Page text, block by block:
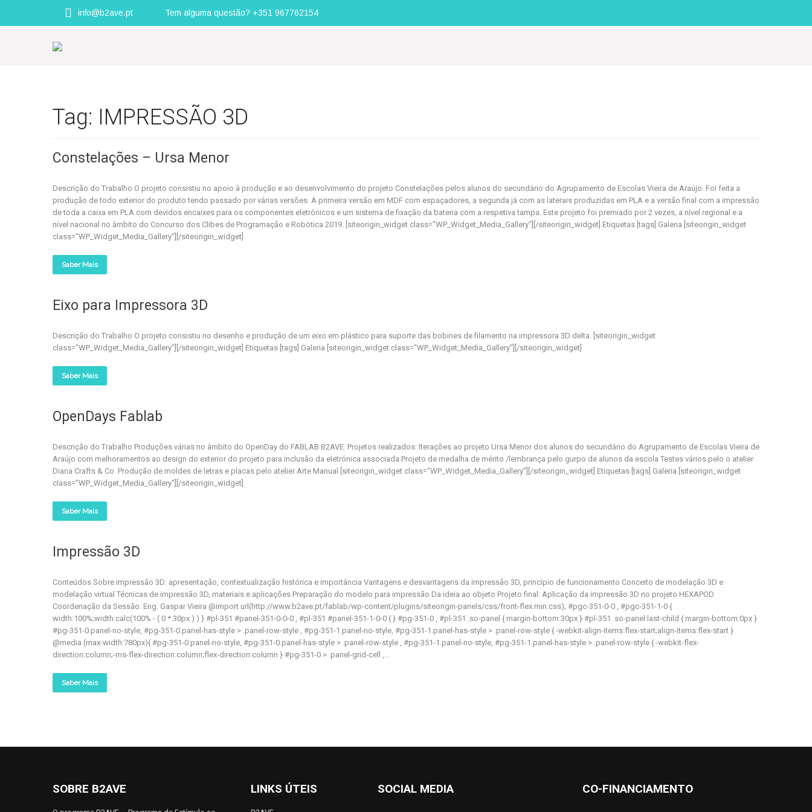
info@b2ave.pt Tem alguma questão? +351 967762154
Tag: IMPRESSÃO 3D
Constelações – Ursa Menor
Descrição do Trabalho O projeto consistiu no apoio à produção e ao desenvolvimento do projeto Constelações pelos alunos do secundário do Agrupamento de Escolas Vieira de Araújo. Foi feita a
produção de todo exterior do produto tendo passado por várias versões. A primeira versão em MDF com espaçadores, a segunda já com as laterais produzidas em PLA e a versão final com a impressão
de toda a caixa em PLA com devidos encaixes para os componentes eletrónicos e um sistema de fixação da bateria com a respetiva tampa. Este projeto foi premiado por 2 vezes, a nível regional e a
nível nacional no âmbito do Concurso dos Clibes de Programação e Robótica 2019. [siteorigin_widget class="WP_Widget_Media_Gallery"][/siteorigin_widget] Etiquetas [tags] Galeria [siteorigin_widget
class="WP_Widget_Media_Gallery"][/siteorigin_widget]
Saber Mais
Eixo para Impressora 3D
Descrição do Trabalho O projeto consistiu no desenho e produção de um eixo em plástico para suporte das bobines de filamento na impressora 3D delta. [siteorigin_widget
class="WP_Widget_Media_Gallery"][/siteorigin_widget] Etiquetas [tags] Galeria [siteorigin_widget class="WP_Widget_Media_Gallery"][/siteorigin_widget]
Saber Mais
OpenDays Fablab
Descrição do Trabalho Produções várias no âmbito do OpenDay do FABLAB B2AVE. Projetos realizados: Iterações ao projeto Ursa Menor dos alunos do secundário do Agrupamento de Escolas Vieira de
Araújo com melhoramentos ao design do exterior do projeto para inclusão da eletrónica associada Projeto de medalha de mérito /lembrança pelo gurpo de alunos da escola Testes vários pelo o atelier
Diana Crafts & Co. Produção de moldes de letras e placas pelo atelier Arte Manual [siteorigin_widget class="WP_Widget_Media_Gallery"][/siteorigin_widget] Etiquetas [tags] Galeria [siteorigin_widget
class="WP_Widget_Media_Gallery"][/siteorigin_widget]
Saber Mais
Impressão 3D
Conteúdos Sobre impressão 3D: apresentação, contextualização histórica e importância Vantagens e desvantagens da impressão 3D, princípio de funcionamento Conceito de modelação 3D e
modelação virtual Técnicas de impressão 3D, materiais e aplicações Preparação do modelo para impressão Da ideia ao objeto Projeto final: Aplicação da impressão 3D no projeto HEXAPOD
Coordenação da Sessão: Eng. Gaspar Vieira @import url(http://www.b2ave.pt/fablab/wp-content/plugins/siteorigin-panels/css/front-flex.min.css); #pgc-351-0-0 , #pgc-351-1-0 {
width:100%;width:calc(100% - ( 0 * 30px ) ) } #pl-351 #panel-351-0-0-0 , #pl-351 #panel-351-1-0-0 { } #pg-351-0 , #pl-351 .so-panel { margin-bottom:30px } #pl-351 .so-panel:last-child { margin-bottom:0px }
#pg-351-0.panel-no-style, #pg-351-0.panel-has-style > .panel-row-style , #pg-351-1.panel-no-style, #pg-351-1.panel-has-style > .panel-row-style { -webkit-align-items:flex-start;align-items:flex-start }
@media (max-width:780px){ #pg-351-0.panel-no-style, #pg-351-0.panel-has-style > .panel-row-style , #pg-351-1.panel-no-style, #pg-351-1.panel-has-style > .panel-row-style { -webkit-flex-
direction:column;-ms-flex-direction:column;flex-direction:column } #pg-351-0 > .panel-grid-cell ,...
Saber Mais
SOBRE B2AVE LINKS ÚTEIS SOCIAL MEDIA CO-FINANCIAMENTO